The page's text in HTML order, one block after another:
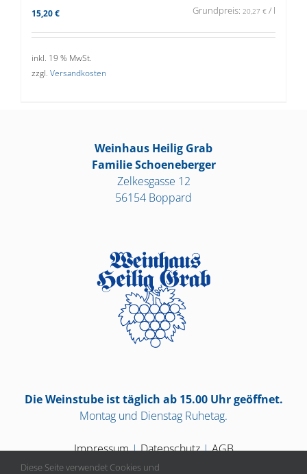
15,20 € Grundpreis: 20,27 € / l
inkl. 19 % MwSt.
zzgl. Versandkosten
Weinhaus Heilig Grab
Familie Schoeneberger
Zelkesgasse 12
56154 Boppard
Die Weinstube ist täglich ab 15.00 Uhr geöffnet.
Montag und Dienstag Ruhetag.
Impressum|Datenschutz|AGB
Diese Seite verwendet Cookies und